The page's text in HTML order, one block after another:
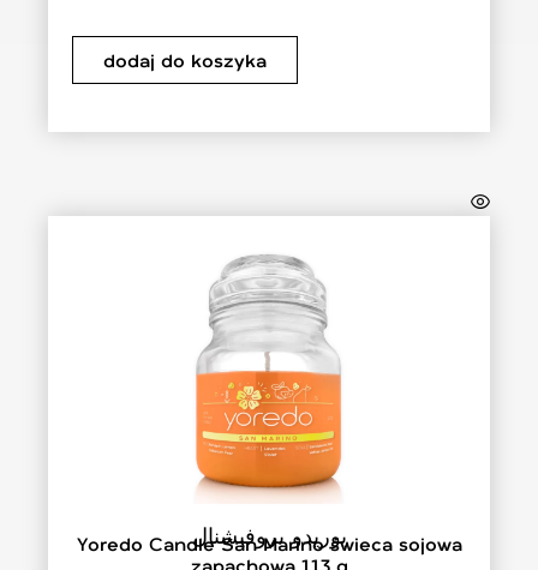
dodaj do koszyka
يوريدو بروفيشنال
Yoredo Candle San Marino świeca sojowa